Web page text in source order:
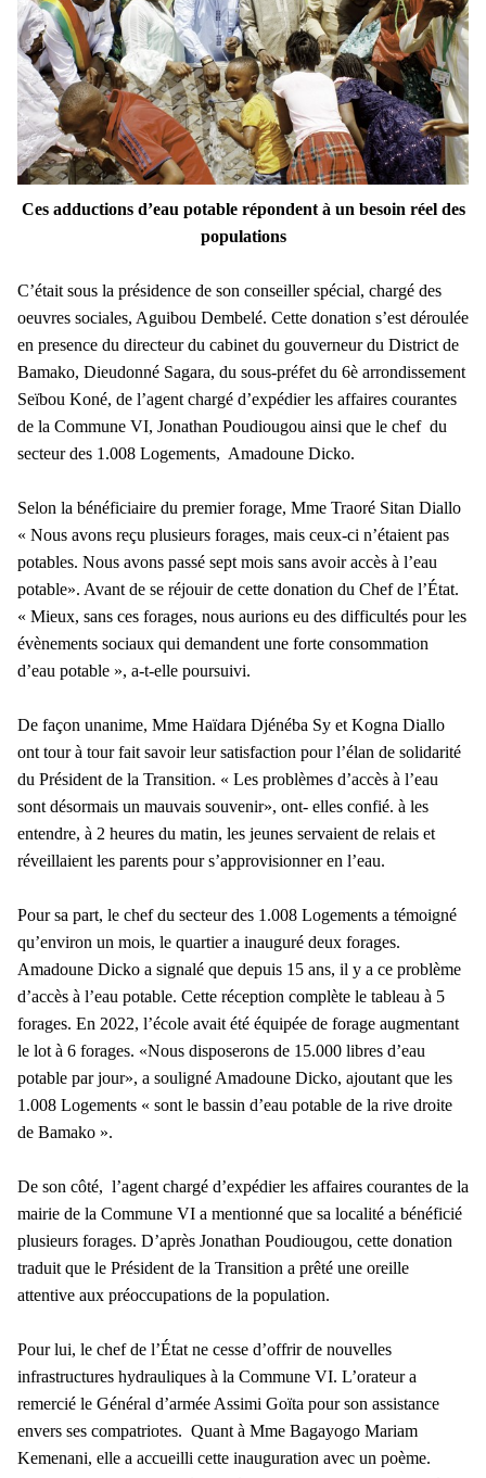
Ces adductions d’eau potable répondentà un besoin réel des
populations
C’était sous la présidence de son conseiller spécial, chargé des
oeuvres sociales, Aguibou Dembelé. Cette donation s’est déroulée
en presence du directeur du cabinet du gouverneur du District de
Bamako, Dieudonné Sagara, du sous-préfet du 6è arrondissement
Seïbou Koné, de l’agent chargé d’expédier les affaires courantes
de la Commune VI, Jonathan Poudiougou ainsi que le chef du
secteur des 1.008 Logements, Amadoune Dicko.
Selon la bénéficiaire du premier forage, Mme Traoré Sitan Diallo
« Nous avons reçu plusieurs forages, mais ceux-ci n’étaient pas
potables. Nous avons passé sept mois sans avoir accès à l’eau
potable». Avant de se réjouir de cette donation du Chef de l’État.
« Mieux, sans ces forages, nous aurions eu des difficultés pour les
évènements sociaux qui demandent une forte consommation
d’eau potable », a-t-elle poursuivi.
De façon unanime, Mme Haïdara Djénéba Sy et Kogna Diallo
ont tour à tour fait savoir leur satisfaction pour l’élan de solidarité
du Président de la Transition. « Les problèmes d’accès à l’eau
sont désormais un mauvais souvenir», ont- elles confié. à les
entendre, à 2 heures du matin, les jeunes servaient de relais et
réveillaient les parents pour s’approvisionner en l’eau.
Pour sa part, le chef du secteur des 1.008 Logements a témoigné
qu’environ un mois, le quartier a inauguré deux forages.
Amadoune Dicko a signalé que depuis 15 ans, il y a ce problème
d’accès à l’eau potable. Cette réception complète le tableau à 5
forages. En 2022, l’école avait été équipée de forage augmentant
le lot à 6 forages. «Nous disposerons de 15.000 libres d’eau
potable par jour», a souligné Amadoune Dicko, ajoutant que les
1.008 Logements « sont le bassin d’eau potable de la rive droite
de Bamako ».
De son côté, l’agent chargé d’expédier les affaires courantes de la
mairie de la Commune VI a mentionné que sa localité a bénéficié
plusieurs forages. D’après Jonathan Poudiougou, cette donation
traduit que le Président de la Transition a prêté une oreille
attentive aux préoccupations de la population.
Pour lui, le chef de l’État ne cesse d’offrir de nouvelles
infrastructures hydrauliques à la Commune VI. L’orateur a
remercié le Général d’armée Assimi Goïta pour son assistance
envers ses compatriotes. Quant à Mme Bagayogo Mariam
Kemenani, elle a accueilli cette inauguration avec un poème.